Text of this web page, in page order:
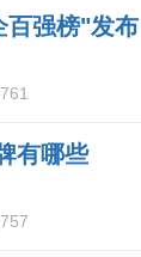
百强榜"发
761
有哪些
757